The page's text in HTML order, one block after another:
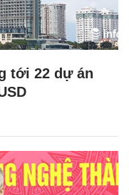
tới 22 dự án